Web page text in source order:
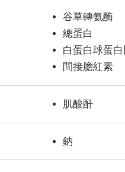
谷草轉氨酶
總蛋白
白蛋白球蛋
間接膽紅素
肌酸酐
鈉